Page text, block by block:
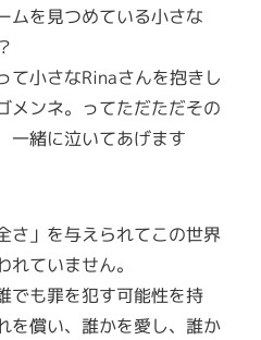
ムを見つめている小さな
て小さなRinaさんを抱きし
メンネ。ってただただその
一緒に泣いてあげます
さ」を与えられてこの世界
ていません。
でも罪を犯す可能性を持
を償い、誰かを愛し、誰か